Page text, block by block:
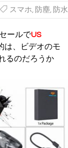
スマホ 防塵, 防水
ールでUS
、ビデオのモ
るのだろうか